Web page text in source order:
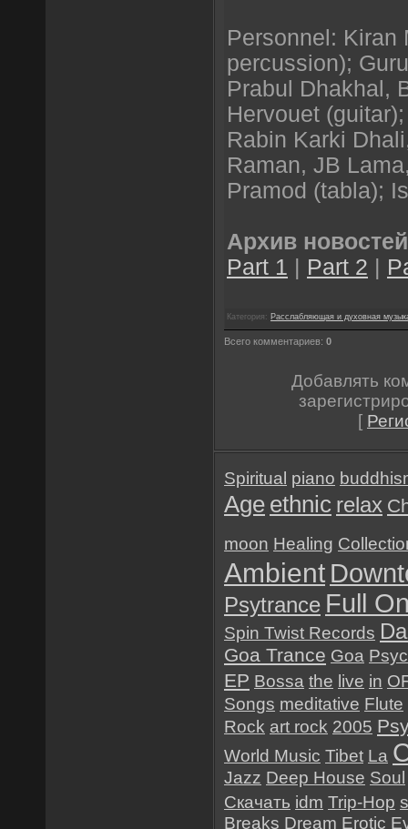
Personnel: Kiran
percussion);
Prabul Dhakhal,
Hervouet
Rabin Karki
Raman, JB
Pramod (tabla);
Архив
Part 1 | Part 2 |
Категория: Расслабляющая и духовная
Всего комментариев: 0
Добавлять
[
Spiritual piano
Age ethnic relax
moon Healing
Ambient
Psytrance Full
Spin Twist Records
Goa Trance Goa
EP Bossa the live in
Songs meditative Flute
Rock art rock 2005
World Music Tibet La
Jazz Deep House Soul
Скачать idm Trip-Hop
Breaks Dream Erotic